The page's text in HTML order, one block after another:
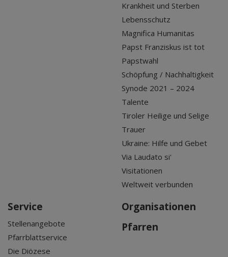
Krankheit und Sterben
Lebensschutz
Magnifica Humanitas
Papst Franziskus ist tot
Papstwahl
Schöpfung / Nachhaltigkeit
Synode 2021 – 2024
Talente
Tiroler Heilige und Selige
Trauer
Ukraine: Hilfe und Gebet
Via Laudato si'
Visitationen
Weltweit verbunden
Service
Stellenangebote
Pfarrblattservice
Die Diözese
Organisationen
Pfarren